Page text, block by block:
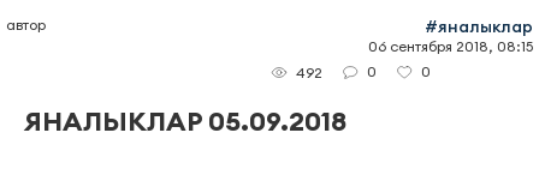
автор #яналыклар
06 сентября 2018, 08:15
492
0 0
ЯНАЛЫКЛАР 05.09.2018